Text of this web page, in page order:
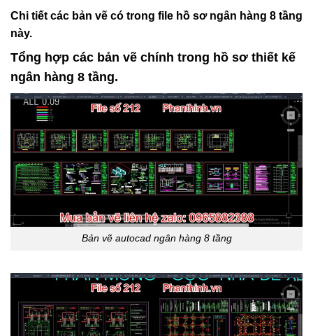
Chi tiết các bản vẽ có trong file hồ sơ ngân hàng 8 tầng
này.
Tổng hợp các bản vẽ chính trong hồ sơ thiết kế
ngân hàng 8 tầng.
Bản vẽ autocad ngân hàng 8 tầng